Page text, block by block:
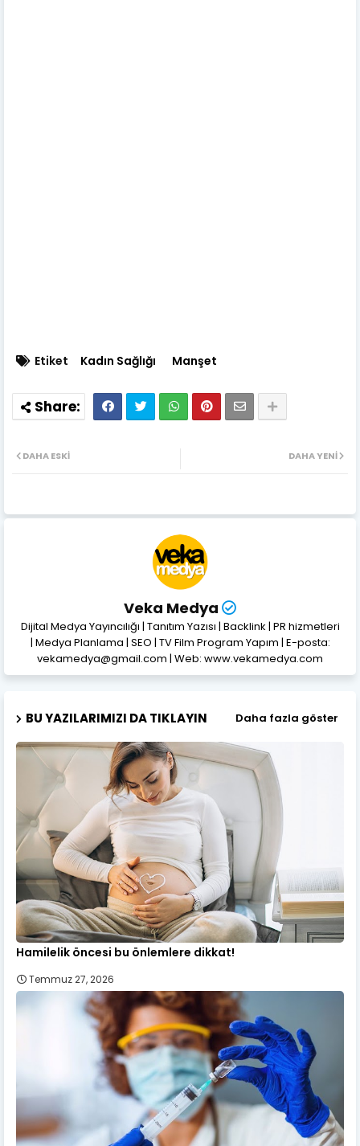
Etiket Kadın Sağlığı Manşet
DAHA YENI
DAHA ESKI
Veka Medya
Dijital Medya Yayıncılığı | Tanıtım Yazısı | Backlink | PR hizmetleri
| Medya Planlama | SEO | TV Film Program Yapım | E-posta:
vekamedya@gmail.com | Web: www.vekamedya.com
BU YAZILARIMIZI DA TIKLAYIN Daha fazla göster
Hamilelik öncesi bu önlemlere dikkat!
Temmuz 27, 2026